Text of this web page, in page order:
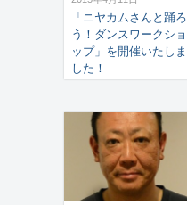
「ニヤカムさんと踊ろ
う！ダンスワークショ
ップ」を開催いたしま
した！